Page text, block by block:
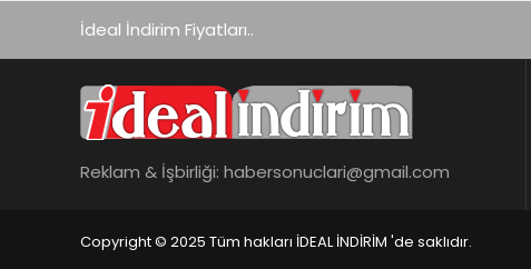
İdeal İndirim Fiyatları..
Reklam & İşbirliği: habersonuclari@gmail.com
Copyright © 2025 Tüm hakları İDEAL İNDİRİM 'de saklıdır.